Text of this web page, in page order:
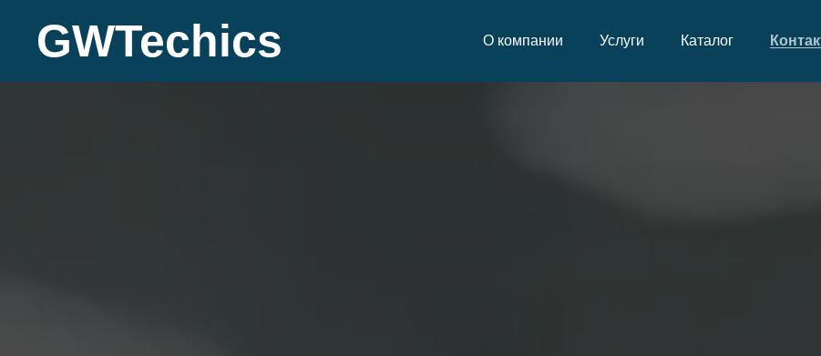
GWTechics О компании Услуги Каталог